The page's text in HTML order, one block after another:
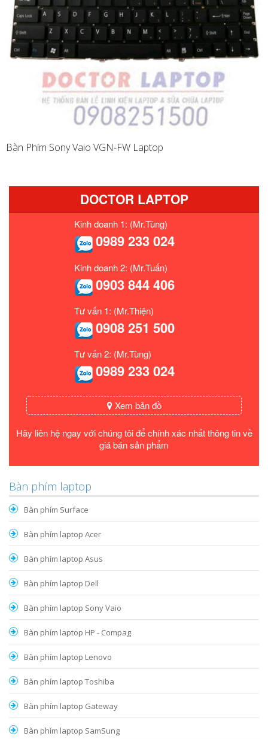
Bàn Phím Sony Vaio VGN-FW Laptop
DOCTOR LAPTOP
Kinh doanh 1: (Mr.Tùng)
0989 233 024
Kinh doanh 2: (Mr.Tuấn)
0903 844 406
Tư vấn 1: (Mr.Thiện)
0908 251 500
Tư vấn 2: (Mr.Tùng)
0989 233 024
Xem bản đồ
Hãy liên hệ ngay với chúng tôi để chính xác nhất thông tin về
giá bán sản phẩm
Bàn phím laptop
Bàn phím Surface
Bàn phím laptop Acer
Bàn phím laptop Asus
Bàn phím laptop Dell
Bàn phím laptop Sony Vaio
Bàn phím laptop HP - Compag
Bàn phím laptop Lenovo
Bàn phím laptop Toshiba
Bàn phím laptop Gateway
Bàn phím laptop SamSung